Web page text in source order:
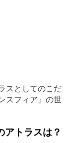
スとしてのこだ
スフィア』の世
アトラスは？